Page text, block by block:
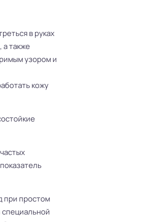
в руках
также
узором и
кожу
при простом
специальной